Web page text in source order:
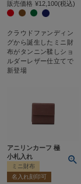
販売価格 ¥12,100 税込
クラウドファンディン
グから誕生したミニ財
布がタンニン鞣しショ
ルダーレザー仕立てで
新登場
アニリンカーフ 極
小札入れ
ミニ財布
名入れ刻印可